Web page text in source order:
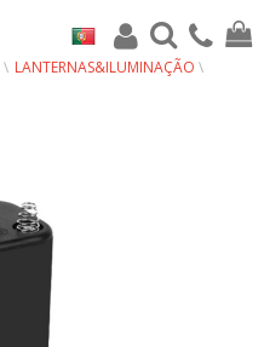
LANTERNAS&ILUMINAÇÃO